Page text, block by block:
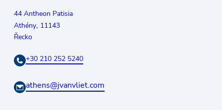
44 Antheon Patisia
Athény, 11143
Řecko
+30 210 252 5240
athens@jvanvliet.com